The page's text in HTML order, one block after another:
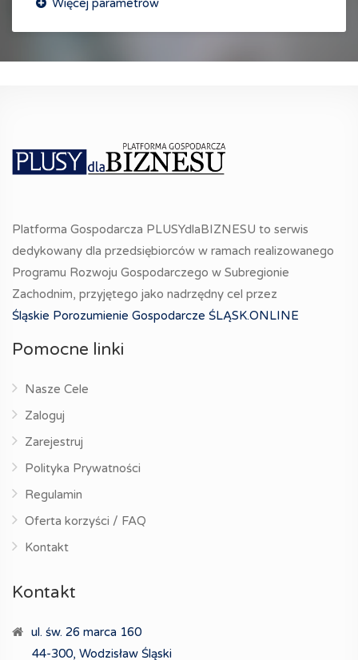
Platforma Gospodarcza PLUSYdlaBIZNESU to serwis
dedykowany dla przedsiębiorców w ramach realizowanego
Programu Rozwoju Gospodarczego w Subregionie
Zachodnim, przyjętego jako nadrzędny cel przez
Śląskie Porozumienie Gospodarcze ŚLĄSK.ONLINE
Pomocne linki
Nasze Cele
Zaloguj
Zarejestruj
Polityka Prywatności
Regulamin
Oferta korzyści / FAQ
Kontakt
Kontakt
ul. św. 26 marca 160
44-300, Wodzisław Śląski